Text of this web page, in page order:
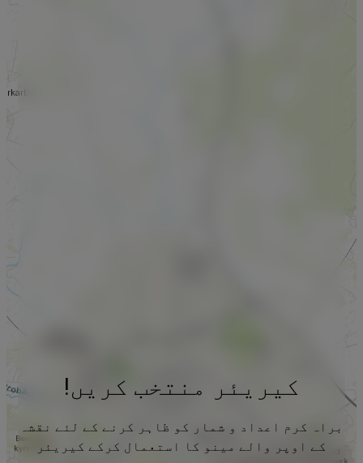
کیریئر منتخب کریں!
براہ کرم اعداد و شمار کو ظاہر کرنے کے لئے نقشہ
کے اوپر والے مینو کا استعمال کرکے کیریئر